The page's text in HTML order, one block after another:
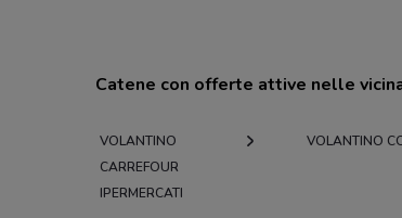
Catene con offerte attive nelle
VOLANTINO
CARREFOUR
IPERMERCATI
VOLANTINO